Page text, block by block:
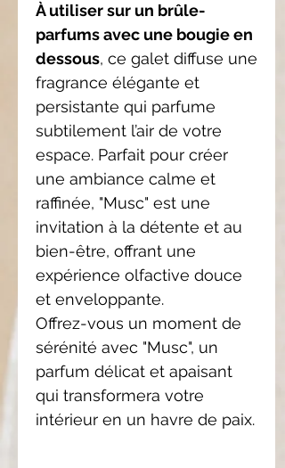
À utiliser sur un brûle-
parfums avec une bougie en
dessous, ce galet diffuse une
fragrance élégante et
persistante qui parfume
subtilement l’air de votre
espace. Parfait pour créer
une ambiance calme et
raffinée, "Musc" est une
invitation à la détente et au
bien-être, offrant une
expérience olfactive douce
et enveloppante.
Offrez-vous un moment de
sérénité avec "Musc", un
parfum délicat et apaisant
qui transformera votre
intérieur en un havre de paix.